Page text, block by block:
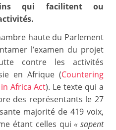
qui facilitent ou
haute du Parlement
l’examen du projet
contre les activités
en Afrique (Countering
Africa Act). Le texte qui a
des représentants le 27
majorité de 419 voix,
étant celles qui« sapent